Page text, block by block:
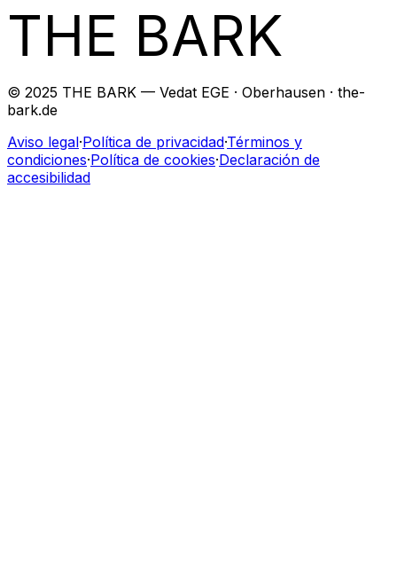
THE BARK
© 2025 THE BARK — Vedat EGE · Oberhausen · the-
bark.de
Aviso legal·Política de privacidad·Términos y
condiciones·Política de cookies·Declaración de
accesibilidad